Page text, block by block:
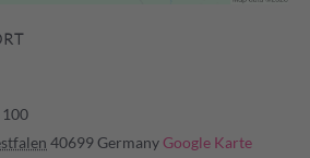
100
40699 Germany Google Karte
Akzeptieren
by